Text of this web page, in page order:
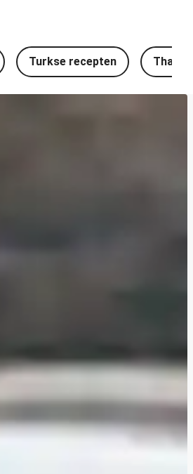
Turkse recepten Thaise